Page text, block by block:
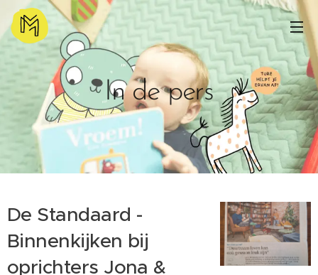
In de pers
De Standaard -
Binnenkijken bij
oprichters Jona &